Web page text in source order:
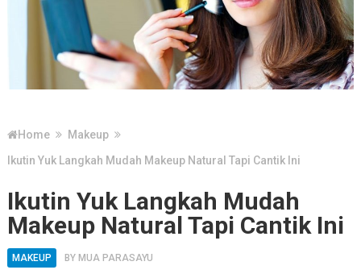
Home
Makeup
Ikutin Yuk Langkah Mudah Makeup Natural Tapi Cantik Ini
Ikutin Yuk Langkah Mudah
Makeup Natural Tapi Cantik Ini
MAKEUP BY MUA PARASAYU